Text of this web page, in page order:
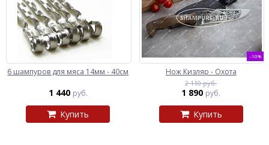
6 шампуров для мяса 14мм - 40см
1 440 руб.
Купить
-10%
Нож Кизляр - Охота
2 110 руб.
1 890 руб.
Купить